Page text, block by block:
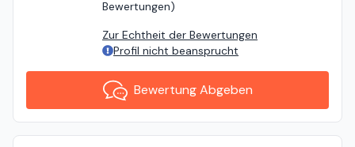
Bewertungen)
Zur Echtheit der Bewertungen
Profil nicht beansprucht
Bewertung Abgeben